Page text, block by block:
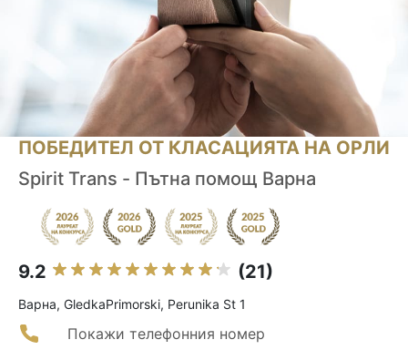
ПОБЕДИТЕЛ ОТ КЛАСАЦИЯТА НА ОРЛИ
Spirit Trans - Пътна помощ Варна
9.2 (21)
Варна, GledkaPrimorski, Perunika St 1
Покажи телефонния номер